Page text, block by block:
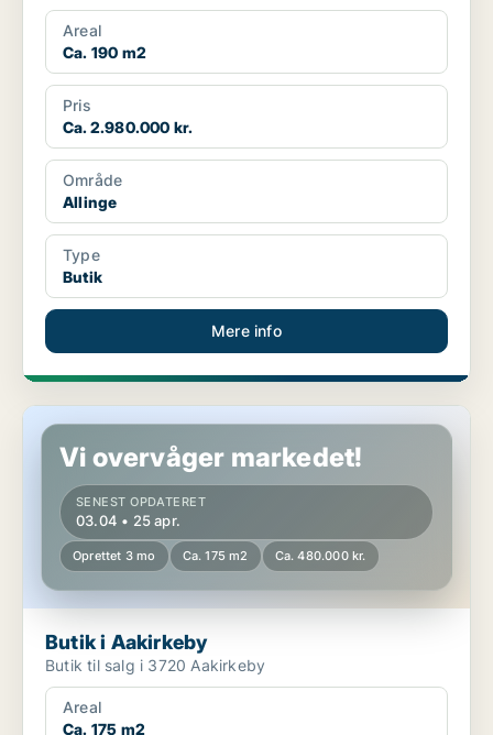
Areal
Ca. 190 m2
Pris
Ca. 2.980.000 kr.
Område
Allinge
Type
Butik
Mere info
Butik i Aakirkeby
Vi overvåger markedet!
SENEST OPDATERET
03.04 • 25 apr.
Oprettet 3 mo Ca. 175 m2 Ca. 480.000 kr.
Butik i Aakirkeby
Butik til salg i 3720 Aakirkeby
Areal
Ca. 175 m2